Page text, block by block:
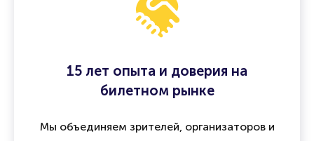
15 лет опыта и доверия на
билетном рынке
Мы объединяем зрителей, организаторов и